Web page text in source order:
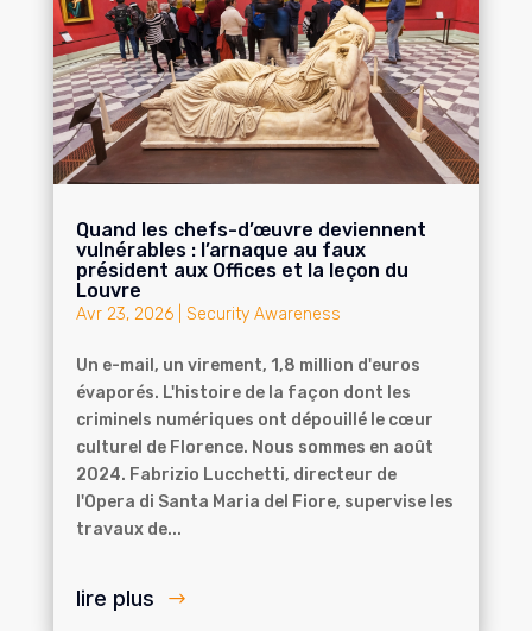
Quand les chefs-d’œuvre deviennent
vulnérables : l’arnaque au faux
président aux Offices et la leçon du
Louvre
Avr 23, 2026| Security Awareness
Un e-mail, un virement, 1,8 million d'euros
évaporés. L'histoire de la façon dont les
criminels numériques ont dépouillé le cœur
culturel de Florence. Nous sommes en août
2024. Fabrizio Lucchetti, directeur de
l'Opera di Santa Maria del Fiore, supervise les
travaux de...
lire plus